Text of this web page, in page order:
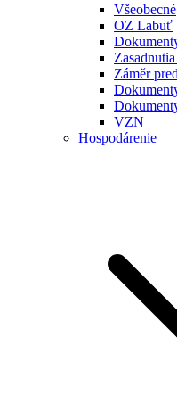
Všeobecné
OZ Labuť
Záměr
VZN
Hospodárenie